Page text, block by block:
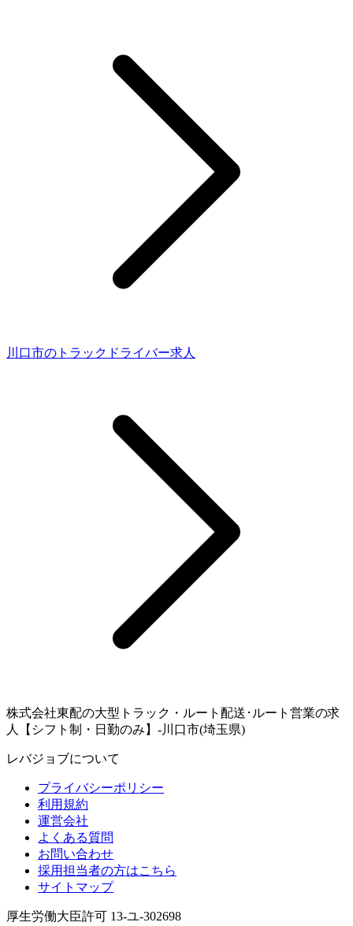
川口市のトラックドライバー求人
株式会社東配の大型トラック・ルート配送･ルート営業の求
人【シフト制・日勤のみ】-川口市(埼玉県)
レバジョブについて
プライバシーポリシー
利用規約
運営会社
よくある質問
お問い合わせ
採用担当者の方はこちら
サイトマップ
厚生労働大臣許可 13-ユ-302698